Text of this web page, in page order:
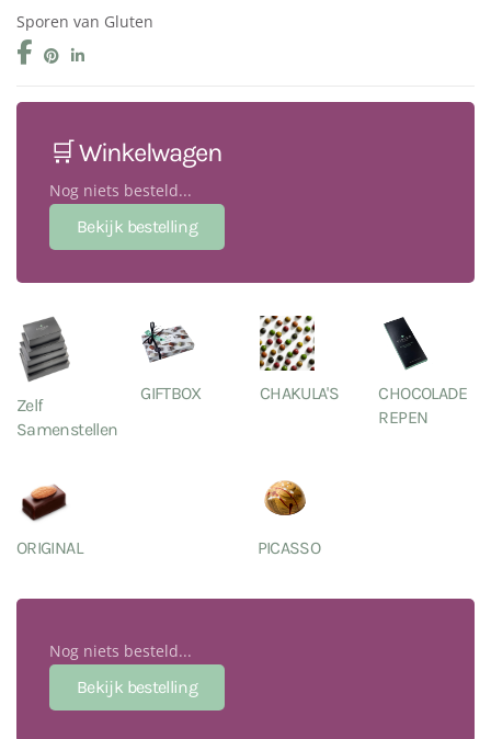
Sporen van Gluten
🛒 Winkelwagen
Nog niets besteld...
Zelf
Samenstellen
GIFTBOX CHAKULA'S
CHOCOLADE
REPEN
ORIGINAL PICASSO
Nog niets besteld...